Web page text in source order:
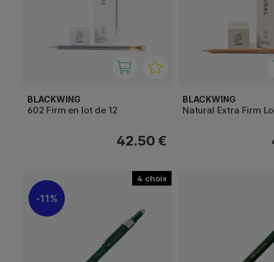
BLACKWING
602 Firm en lot de 12
42.50 €
BLACKWING
Natural Extra Firm
4
11%